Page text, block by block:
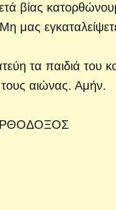
βίας
μας
τα παιδιά του
τους αιώνας. Αμήν.